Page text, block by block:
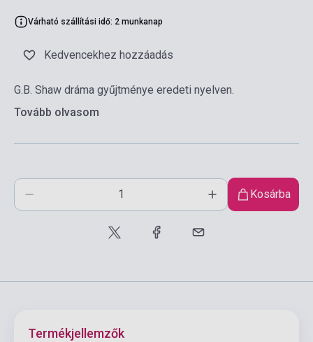
Várható szállítási idő: 2 munkanap
Kedvencekhez hozzáadás
G.B. Shaw dráma gyűjtménye eredeti nyelven.
Tovább olvasom
Kosárba
Termékjellemzők